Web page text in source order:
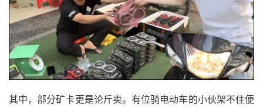
其中，部分矿卡更是论斤卖。有位骑电动车的小伙架不住便